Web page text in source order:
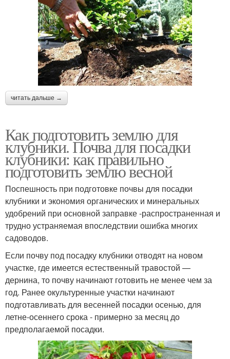
читать дальше →
Как подготовить землю для
клубники. Почва для посадки
клубники: как правильно
подготовить землю весной
Поспешность при подготовке почвы для посадки
клубники и экономия органических и минеральных
удобрений при основной заправке -распространенная и
трудно устраняемая впоследствии ошибка многих
садоводов.
Если почву под посадку клубники отводят на новом
участке, где имеется естественный травостой —
дернина, то почву начинают готовить не менее чем за
год. Ранее окультуренные участки начинают
подготавливать для весенней посадки осенью, для
летне-осеннего срока - примерно за месяц до
предполагаемой посадки.